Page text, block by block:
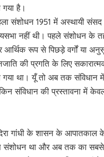
गया है।
संशोधन 1951 में अस्थायी संसद
नहीं थी। पहले संशोधन के
रूप से पिछड़े वर्गों या
की प्रगति के लिए
गया था। यूँ तो अब तक संविधान
संविधान की प्रस्तावना में
गांधी के शासन के आपातकाल
संशोधन था और अब तक का